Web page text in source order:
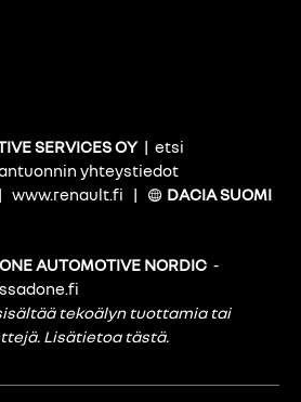
SERVICES OY | etsi
yhteystiedot
| www.renault.fi |
DACIA SUOMI
AUTOMOTIVE NORDIC -
tekoälyn tuottamia tai
Lisätietoa tästä.